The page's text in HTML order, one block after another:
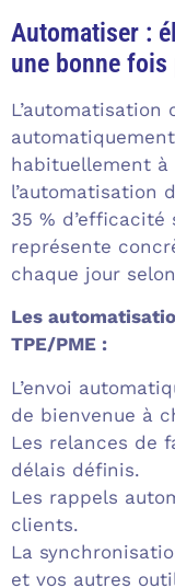
Automatiser :
une bonne
habituellement à
l’automatisation
35 %
représente
chaque jour
Les
TPE/PME :
L’envoi
de bienvenue à
Les relances de
délais définis.
Les rappels
clients.
La
et vos autres